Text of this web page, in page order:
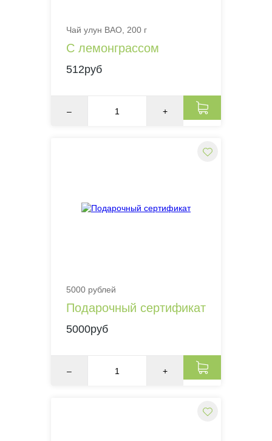
Чай улун BAO, 200 г
С лемонграссом
512руб
– +
5000 рублей
Подарочный сертификат
5000руб
– +